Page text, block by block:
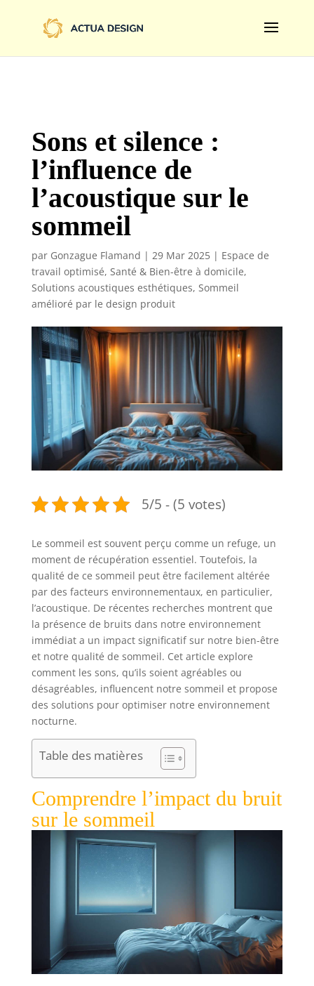
family=Limelight&display=swap');
Sons et silence :
l’influence de
l’acoustique sur le
sommeil
par Gonzague Flamand | 29 Mar 2025| Espace de
travail optimisé, Santé & Bien-être à domicile,
Solutions acoustiques esthétiques, Sommeil
amélioré par le design produit
5/5 - (5 votes)
Le sommeil est souvent perçu comme un refuge, un
moment de récupération essentiel. Toutefois, la
qualité de ce sommeil peut être facilement altérée
par des facteurs environnementaux, en particulier,
l’acoustique. De récentes recherches montrent que
la présence de bruits dans notre environnement
immédiat a un impact significatif sur notre bien-être
et notre qualité de sommeil. Cet article explore
comment les sons, qu’ils soient agréables ou
désagréables, influencent notre sommeil et propose
des solutions pour optimiser notre environnement
nocturne.
Table des matières
Comprendre l’impact du bruit
sur le sommeil